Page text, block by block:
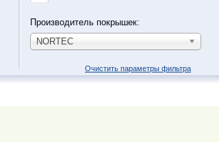
Производитель покрышек:
NORTEC
Очистить параметры фильтра